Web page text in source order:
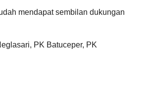
mendapat sembilan dukungan
PK Batuceper, PK